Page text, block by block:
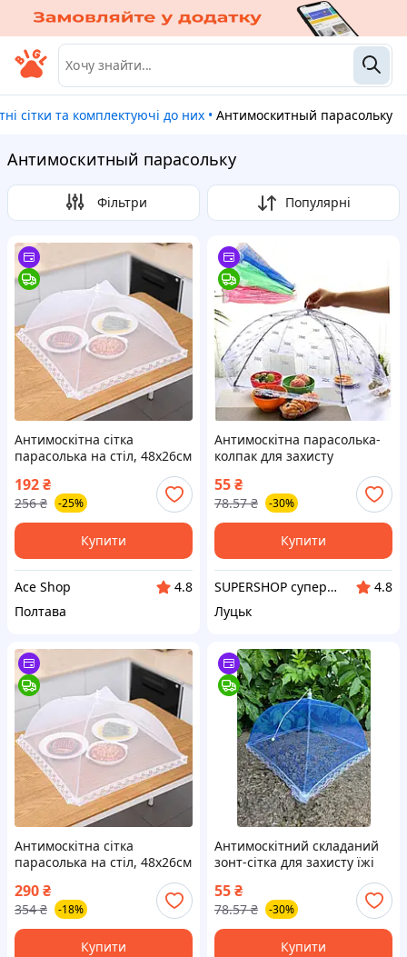
сітки та комплектуючі до них • Антимоскитный парасольку
Антимоскитный парасольку
Фільтри Популярні
Антимоскітна сітка
парасолька на стіл, 48х26см
/ Антимоскітна парасолька-
ковпак для продуктів / Сітка
чохол на стіл
192₴
256 ₴ -25%
Купити
Ace Shop
4.8
Полтава
Антимоскітна парасолька-
колпак для захисту
продуктів від комах, 40x40
см
55₴
78.57 ₴ -30%
Купити
SUPERSHOP супер ціни, супер вибір, супер покупки!
4.8
Луцьк
Антимоскітна сітка
парасолька на стіл, 48х26см
/ Антимоскітна парасолька-
ковпак для продуктів / Сітка
чохол на стіл
290₴
354 ₴ -18%
Купити
Антимоскітний складаний
зонт-сітка для захисту їжі
55₴
78.57 ₴ -30%
Купити